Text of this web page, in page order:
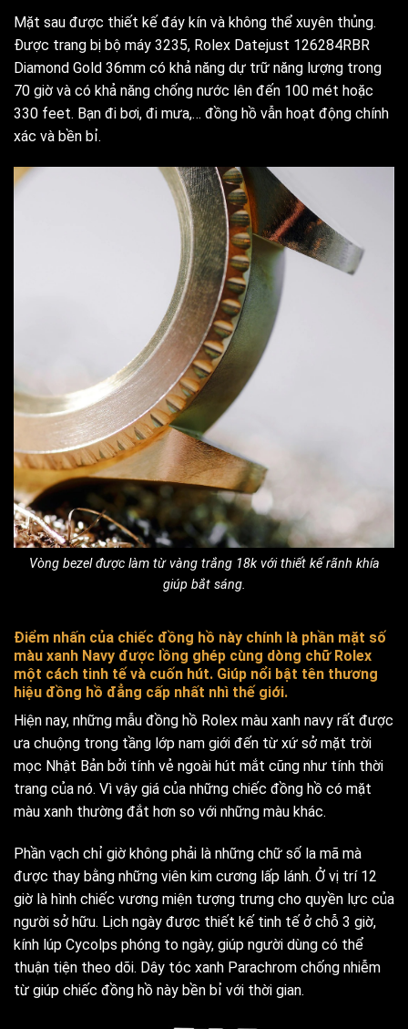
Mặt sau được thiết kế đáy kín và không thể xuyên thủng.
Được trang bị bộ máy 3235, Rolex Datejust 126284RBR
Diamond Gold 36mm có khả năng dự trữ năng lượng trong
70 giờ và có khả năng chống nước lên đến 100 mét hoặc
330 feet. Bạn đi bơi, đi mưa,… đồng hồ vẫn hoạt động chính
xác và bền bỉ.
Vòng bezel được làm từ vàng trắng 18k với thiết kế rãnh khía
giúp bắt sáng.
Điểm nhấn của chiếc đồng hồ này chính là phần mặt số
màu xanh Navy được lồng ghép cùng dòng chữ Rolex
một cách tinh tế và cuốn hút. Giúp nổi bật tên thương
hiệu đồng hồ đẳng cấp nhất nhì thế giới.
Hiện nay, những mẫu đồng hồ Rolex màu xanh navy rất được
ưa chuộng trong tầng lớp nam giới đến từ xứ sở mặt trời
mọc Nhật Bản bởi tính vẻ ngoài hút mắt cũng như tính thời
trang của nó. Vì vậy giá của những chiếc đồng hồ có mặt
màu xanh thường đắt hơn so với những màu khác.
Phần vạch chỉ giờ không phải là những chữ số la mã mà
được thay bằng những viên kim cương lấp lánh. Ở vị trí 12
giờ là hình chiếc vương miện tượng trưng cho quyền lực của
người sở hữu. Lịch ngày được thiết kế tinh tế ở chỗ 3 giờ,
kính lúp Cycolps phóng to ngày, giúp người dùng có thể
thuận tiện theo dõi. Dây tóc xanh Parachrom chống nhiễm
từ giúp chiếc đồng hồ này bền bỉ với thời gian.